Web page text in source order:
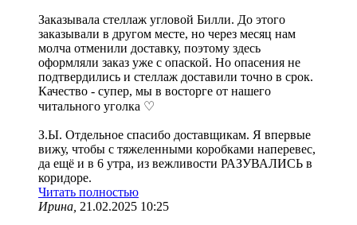
Заказывала стеллаж угловой Билли. До этого
заказывали в другом месте, но через месяц нам
молча отменили доставку, поэтому здесь
оформляли заказ уже с опаской. Но опасения не
подтвердились и стеллаж доставили точно в срок.
Качество - супер, мы в восторге от нашего
читального уголка ♡
З.Ы. Отдельное спасибо доставщикам. Я впервые
вижу, чтобы с тяжеленными коробками наперевес,
да ещё и в 6 утра, из вежливости РАЗУВАЛИСЬ в
коридоре.
Читать полностью
Ирина, 21.02.2025 10:25